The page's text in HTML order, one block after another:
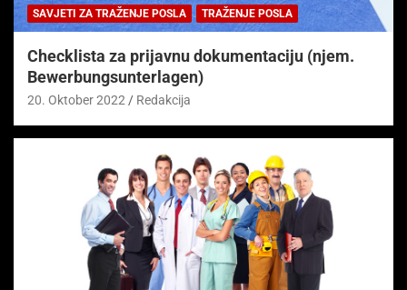
SAVJETI ZA TRAŽENJE POSLA
TRAŽENJE POSLA
Checklista za prijavnu dokumentaciju (njem.
Bewerbungsunterlagen)
20. Oktober 2022 Redakcija